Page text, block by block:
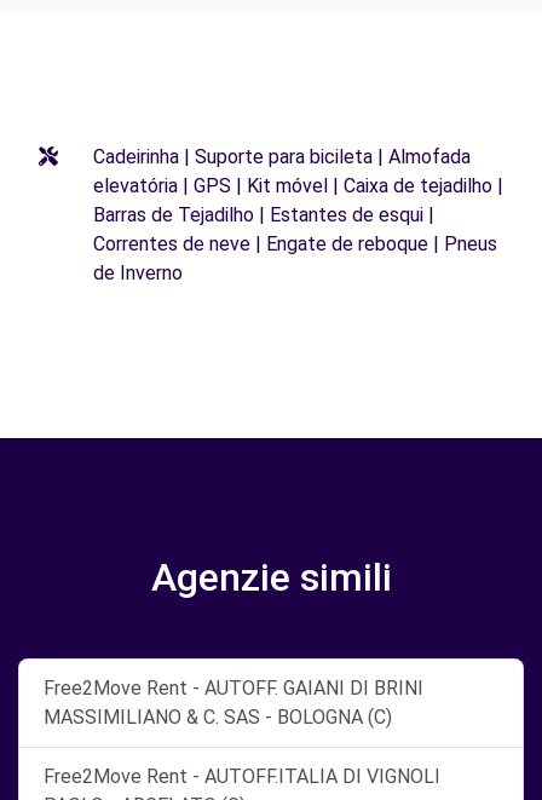
Cadeirinha | Suporte para bicileta | Almofada
elevatória | GPS | Kit móvel | Caixa de tejadilho |
Barras de Tejadilho | Estantes de esqui |
Correntes de neve | Engate de reboque | Pneus
de Inverno
Agenzie simili
Free2Move Rent - AUTOFF. GAIANI DI BRINI
MASSIMILIANO & C. SAS - BOLOGNA (C)
Free2Move Rent - AUTOFF.ITALIA DI VIGNOLI